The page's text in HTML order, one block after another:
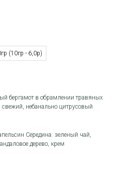
(10гр - 6,0р)
бергамот в обрамлении травяных
небанально цитрусовый
Середина: зеленый чай,
дерево, крем